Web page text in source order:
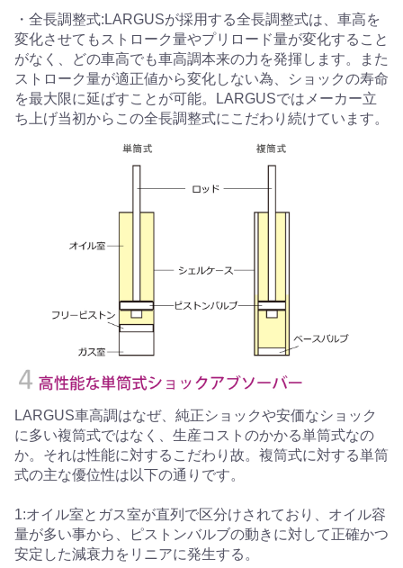
・全長調整式:LARGUSが採用する全長調整式は、車高を
変化させてもストローク量やプリロード量が変化すること
がなく、どの車高でも車高調本来の力を発揮します。また
ストローク量が適正値から変化しない為、ショックの寿命
を最大限に延ばすことが可能。LARGUSではメーカー立
ち上げ当初からこの全長調整式にこだわり続けています。
LARGUS車高調はなぜ、純正ショックや安価なショック
に多い複筒式ではなく、生産コストのかかる単筒式なの
か。それは性能に対するこだわり故。複筒式に対する単筒
式の主な優位性は以下の通りです。
1:オイル室とガス室が直列で区分けされており、オイル容
量が多い事から、ピストンバルブの動きに対して正確かつ
安定した減衰力をリニアに発生する。